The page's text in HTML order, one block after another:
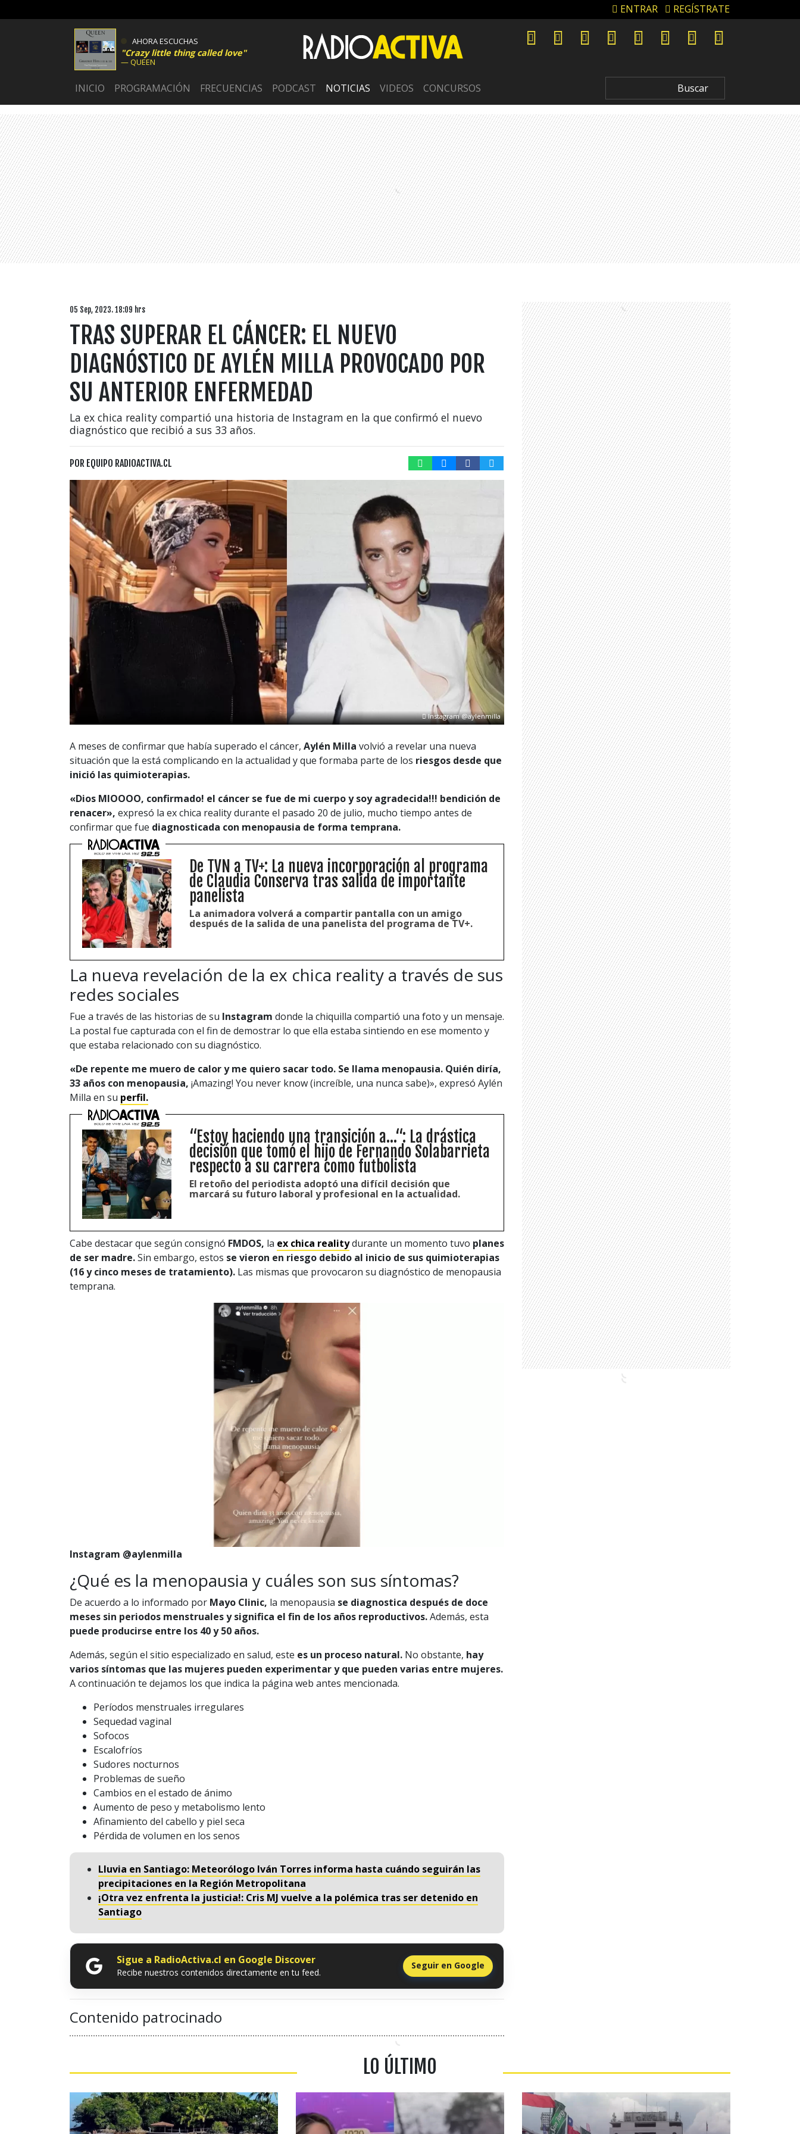
ENTRAR REGÍSTRATE
AHORA ESCUCHAS
Crazy little thing called love
QUEEN
INICIO PROGRAMACIÓN FRECUENCIAS PODCAST NOTICIAS VIDEOS CONCURSOS
05 Sep, 2023. 18:09 hrs
TRAS SUPERAR EL CÁNCER: EL NUEVO
DIAGNÓSTICO DE AYLÉN MILLA PROVOCADO POR
SU ANTERIOR ENFERMEDAD
La ex chica reality compartió una historia de Instagram en la que confirmó el nuevo
diagnóstico que recibió a sus 33 años.
POR EQUIPO RADIOACTIVA.CL
Instagram @aylenmilla
A meses de confirmar que había superado el cáncer, Aylén Milla volvió a revelar una nueva
situación que la está complicando en la actualidad y que formaba parte de los riesgos desde que
inició las quimioterapias.
«Dios MIOOOO, confirmado! el cáncer se fue de mi cuerpo y soy agradecida!!! bendición de
renacer», expresó la ex chica reality durante el pasado 20 de julio, mucho tiempo antes de
confirmar que fue diagnosticada con menopausia de forma temprana.
De TVN a TV+: La nueva incorporación al programa
de Claudia Conserva tras salida de importante
panelista
La animadora volverá a compartir pantalla con un amigo
después de la salida de una panelista del programa de TV+.
La nueva revelación de la ex chica reality a través de sus
redes sociales
Fue a través de las historias de su Instagram donde la chiquilla compartió una foto y un mensaje.
La postal fue capturada con el fin de demostrar lo que ella estaba sintiendo en ese momento y
que estaba relacionado con su diagnóstico.
«De repente me muero de calor y me quiero sacar todo. Se llama menopausia. Quién diría,
33 años con menopausia, ¡Amazing! You never know (increíble, una nunca sabe)», expresó Aylén
Milla en su perfil.
“Estoy haciendo una transición a...“: La drástica
decisión que tomó el hijo de Fernando Solabarrieta
respecto a su carrera como futbolista
El retoño del periodista adoptó una difícil decisión que
marcará su futuro laboral y profesional en la actualidad.
Cabe destacar que según consignó FMDOS, la ex chica realitydurante un momento tuvo planes
de ser madre.Sin embargo, estos se vieron en riesgo debido al inicio de sus quimioterapias
(16 y cinco meses de tratamiento). Las mismas que provocaron su diagnóstico de menopausia
temprana.
Instagram @aylenmilla
¿Qué es la menopausia y cuáles son sus síntomas?
De acuerdo a lo informado por Mayo Clinic, la menopausia se diagnostica después de doce
meses sin periodos menstruales y significa el fin de los años reproductivos.Además, esta
puede producirse entre los 40 y 50 años.
Además, según el sitio especializado en salud, este es un proceso natural. No obstante, hay
varios síntomas que las mujeres pueden experimentar y que pueden varias entre mujeres.
A continuación te dejamos los que indica la página web antes mencionada.
Períodos menstruales irregulares
Sequedad vaginal
Sofocos
Escalofríos
Sudores nocturnos
Problemas de sueño
Cambios en el estado de ánimo
Aumento de peso y metabolismo lento
Afinamiento del cabello y piel seca
Pérdida de volumen en los senos
Lluvia en Santiago: Meteorólogo Iván Torres informa hasta cuándo seguirán las
precipitaciones en la Región Metropolitana
¡Otra vez enfrenta la justicia!: Cris MJ vuelve a la polémica tras ser detenido en
Santiago
Sigue a RadioActiva.cl en Google Discover
Recibe nuestros contenidos directamente en tu feed.
Seguir en Google
Contenido patrocinado
LO ÚLTIMO